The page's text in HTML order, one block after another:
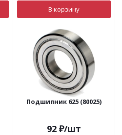
В корзину
Подшипник 625 (80025)
92 ₽/шт